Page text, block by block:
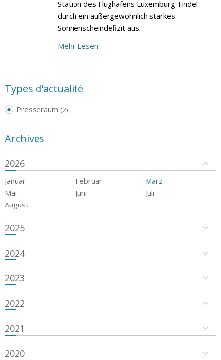
Station des Flughafens Luxemburg-Findel
durch ein außergewöhnlich starkes
Sonnenscheindefizit aus.
Mehr Lesen
Types d'actualité
Presseraum (2)
Archives
2026
Januar Februar
März
Mai
Juni
Juli
August
2025
2024
2023
2022
2021
2020